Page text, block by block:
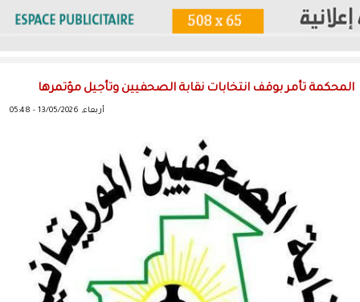
المحكمة تأمر بوقف انتخابات نقابة الصحفيين وتأجيل مؤتمرها
أربعاء, 13/05/2026 - 05:48